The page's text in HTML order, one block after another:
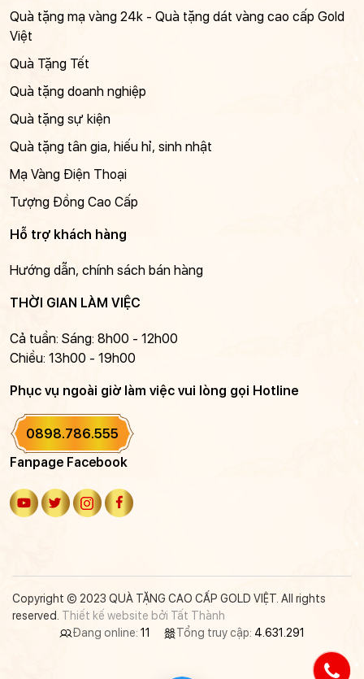
Quà tặng mạ vàng 24k - Quà tặng dát vàng cao cấp Gold
Việt
Quà Tặng Tết
Quà tặng doanh nghiệp
Quà tặng sự kiện
Quà tặng tân gia, hiếu hỉ, sinh nhật
Mạ Vàng Điện Thoại
Tượng Đồng Cao Cấp
Hỗ trợ khách hàng
Hướng dẫn, chính sách bán hàng
THỜI GIAN LÀM VIỆC
Cả tuần: Sáng: 8h00 - 12h00
Chiều: 13h00 - 19h00
Phục vụ ngoài giờ làm việc vui lòng gọi Hotline
0898.786.555
Fanpage Facebook
Copyright © 2023 QUÀ TẶNG CAO CẤP GOLD VIỆT. All rights
reserved. Thiết kế website bởi Tất Thành
Đang online: 11 Tổng truy cập: 4.631.291